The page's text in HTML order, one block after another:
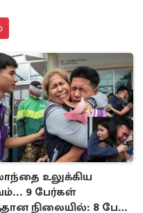
உலுக்கிய
9 பேர்கள்
நிலையில்: 8 பேர்